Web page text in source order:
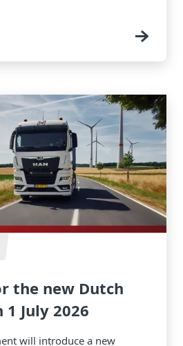
the new Dutch
July 2026
will introduce a new